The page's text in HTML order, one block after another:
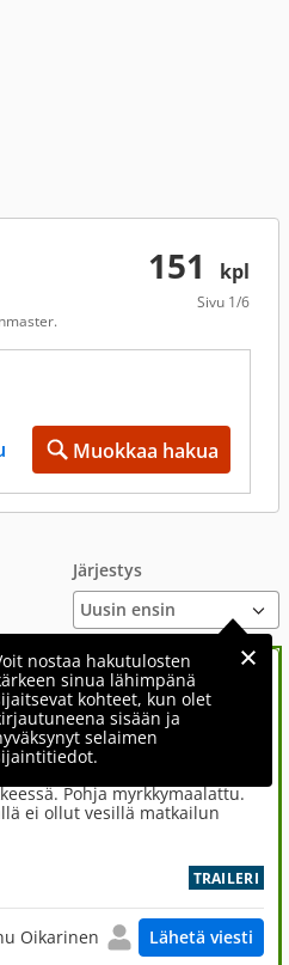
151 kpl
Sivu 1/6
Muokkaa hakua
Järjestys
nostaa hakutulosten
sinua lähimpänä
kohteet, kun olet
sisään ja
selaimen
18 000€
TRAILERI
Pohja myrkkymaalattu.
ei ollut vesillä matkailun
Oikarinen Lähetä viesti